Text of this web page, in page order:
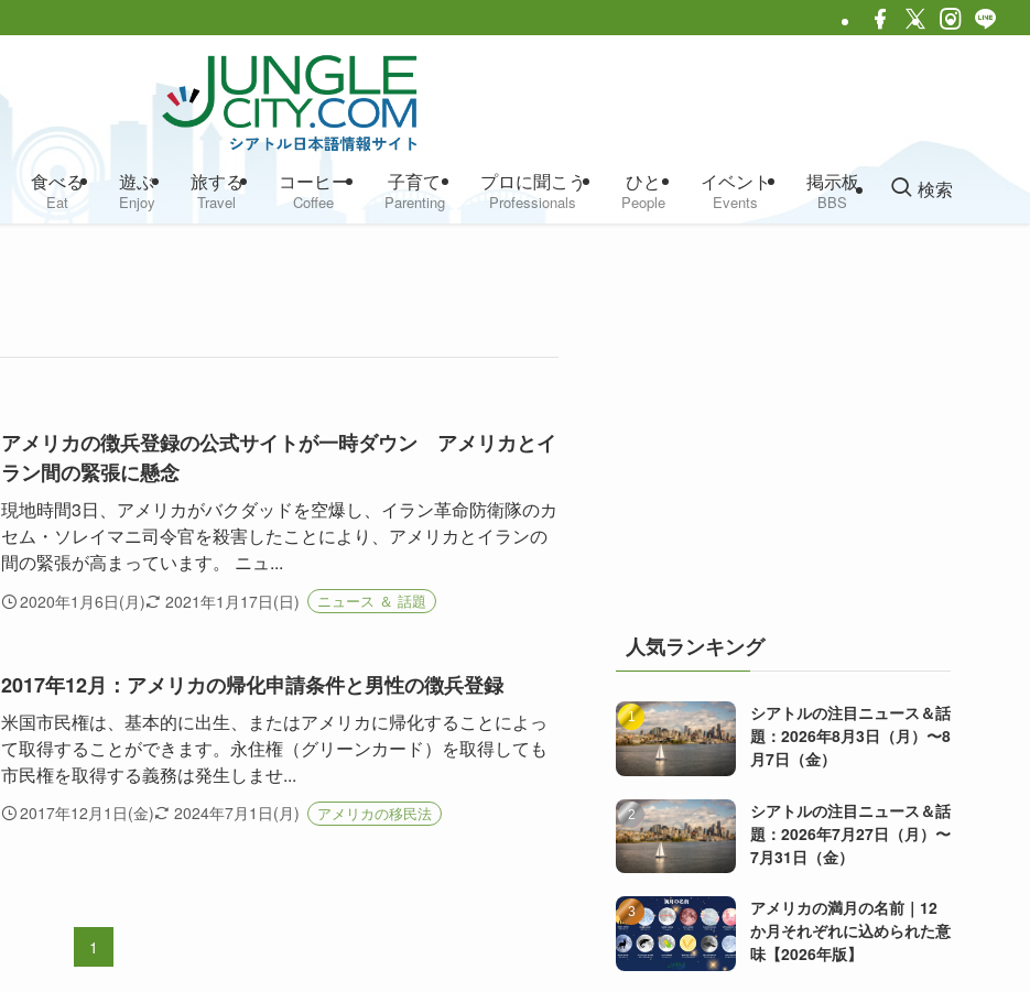
食べる
Eat
遊ぶ
Enjoy
旅する
Travel
コーヒー
Coffee
子育て
Parenting
プロに聞こう
Professionals
ひと
People
イベント
Events
掲示板
BBS
検索
アメリカの徴兵登録の公式サイトが一時ダウン アメリカとイ
ラン間の緊張に懸念
現地時間3日、アメリカがバクダッドを空爆し、イラン革命防衛隊のカ
セム・ソレイマニ司令官を殺害したことにより、アメリカとイランの
間の緊張が高まっています。 ニュ...
2020年1月6日(月) 2021年1月17日(日) ニュース ＆ 話題
2017年12月：アメリカの帰化申請条件と男性の徴兵登録
米国市民権は、基本的に出生、またはアメリカに帰化することによっ
て取得することができます。永住権（グリーンカード）を取得しても
市民権を取得する義務は発生しませ...
2017年12月1日(金) 2024年7月1日(月) アメリカの移民法
1
人気ランキング
シアトルの注目ニュース＆話
題：2026年8月3日（月）〜8
月7日（金）
シアトルの注目ニュース＆話
題：2026年7月27日（月）〜
7月31日（金）
アメリカの満月の名前｜12
か月それぞれに込められた意
味【2026年版】